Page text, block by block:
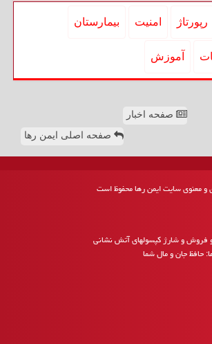
رپورتاژ امنیت بیمارستان
آموزش
صفحه اخبار
صفحه اصلی ایمن رها
فروش و شارژ کپسولهای آتش نشانی
حافظ جان و مال شما